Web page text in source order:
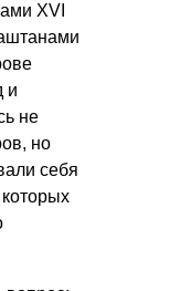
XVI
и
не
но
себя